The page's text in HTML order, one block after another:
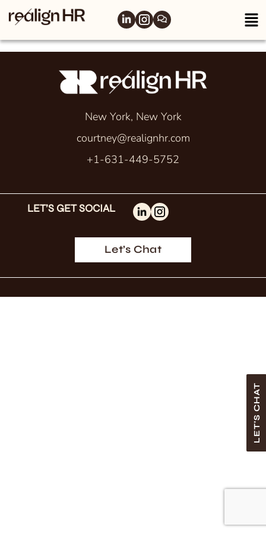
New York, New York
courtney@realignhr.com
+1-631-449-5752
LET’S GET SOCIAL
LET'S CHAT
Let’s Chat